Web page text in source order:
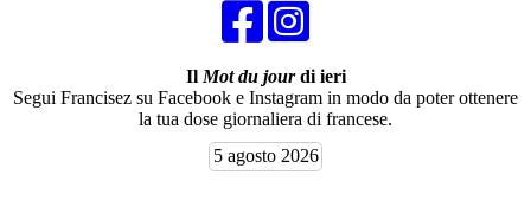
Il Mot du jourdi ieri
Segui Francisez su Facebook e Instagram in modo da poter ottenere
la tua dose giornaliera di francese.
5 agosto 2026